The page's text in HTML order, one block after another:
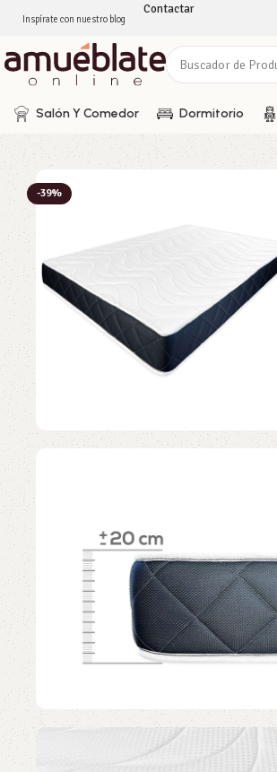
Inspírate con nuestro blog
Contactar
Salón Y Comedor Dormitorio
-39%